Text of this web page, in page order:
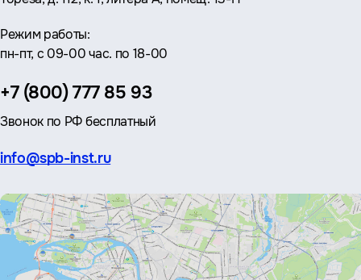
Режим работы:
пн-пт, с 09-00 час. по 18-00
Телефон:
+7 (800) 777 85 93
Звонок по РФ бесплатный
Эл.
info@spb-inst.ru